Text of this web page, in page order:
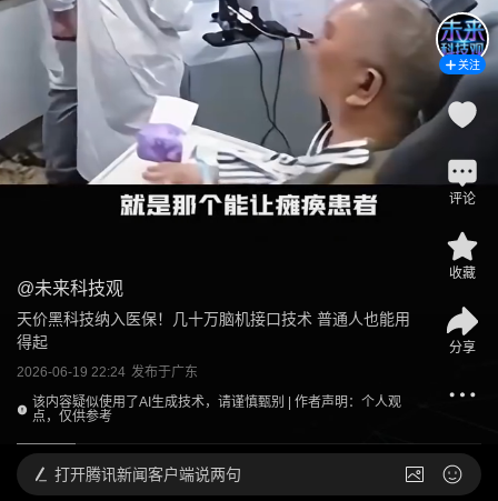
@未来科技观
天价黑科技纳入医保！几十万脑机接口技术 普通人也能用
得起
2026-06-19 22:24 发布于广东
该内容疑似使用了AI生成技术，请谨慎甄别 | 作者声明：个人观
点，仅供参考
关注
评论
收藏
分享
打开腾讯新闻客户端说两句